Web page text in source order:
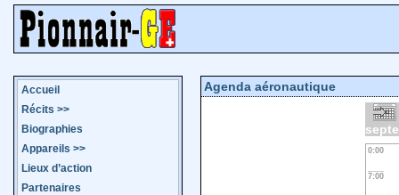
Accueil
Récits >>
Biographies
Appareils >>
Lieux d’action
Partenaires
Agenda aéronautique
0:00
7:00